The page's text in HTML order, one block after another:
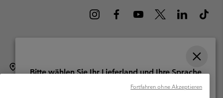
Schweiz (Deutsch) English › français › italiano ›
Columbia Sportswear Company. Avenue des Morgines, 12 1213
Petit-Lancy Switzerland. Alle Rechte vorbehalten.
Fortfahren ohne Akzeptieren
Bitte wählen Sie Ihr Lieferland und Ihre Sprache
Online-Einkauf verfügbar